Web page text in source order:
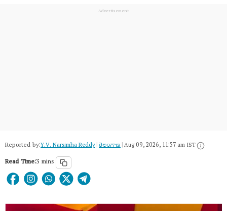
Reported by:Y.V. Narsimha Reddy|తెలంగాణ‌|Aug 09, 2026, 11:57 am IST
Read Time:3 mins